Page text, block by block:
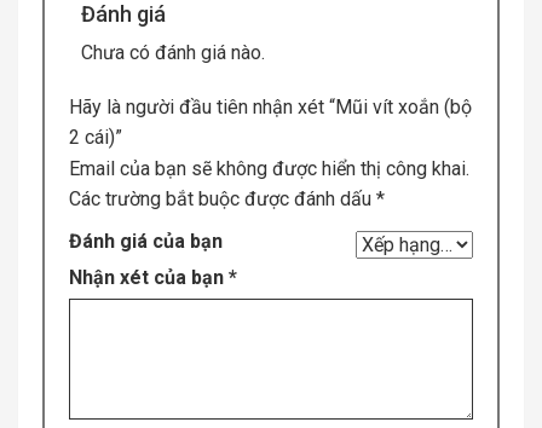
Đánh giá
Chưa có đánh giá nào.
Hãy là người đầu tiên nhận xét “Mũi vít xoắn (bộ
2 cái)”
Email của bạn sẽ không được hiển thị công khai.
Các trường bắt buộc được đánh dấu *
Đánh giá của bạn
Nhận xét của bạn *